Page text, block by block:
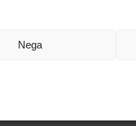
Nega